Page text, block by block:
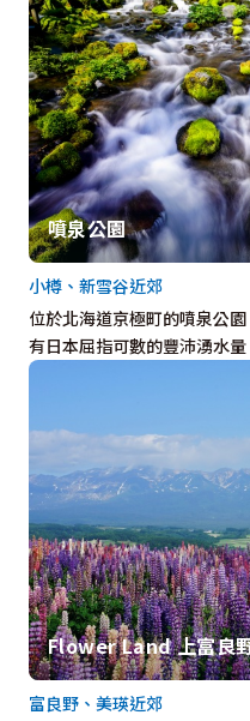
噴泉公園
位於北海道京極町的噴泉公
有日本屈指可數的豐沛湧水
小樽、新雪谷近郊
Flower Land 上富良
富良野、美瑛近郊